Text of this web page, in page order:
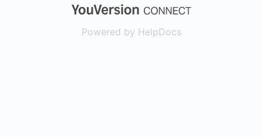
(opens in a
Powered by HelpDocs